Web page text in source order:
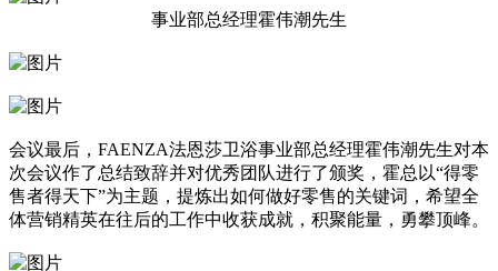
事业部总经理霍伟潮先生
会议最后，FAENZA法恩莎卫浴事业部总经理霍伟潮先生对本
次会议作了总结致辞并对优秀团队进行了颁奖，霍总以“得零
售者得天下”为主题，提炼出如何做好零售的关键词，希望全
体营销精英在往后的工作中收获成就，积聚能量，勇攀顶峰。